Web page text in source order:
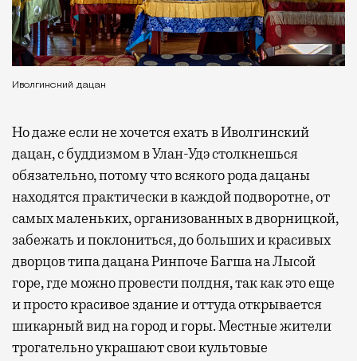
Иволгинский дацан
Но даже если не хочется ехать в Иволгинский
дацан, с буддизмом в Улан-Удэ столкнешься
обязательно, потому что всякого рода дацаны
находятся практически в каждой подворотне, от
самых маленьких, организованных в дворницкой,
забежать и поклониться, до больших и красивых
дворцов типа дацана Ринпоче Багша на Лысой
горе, где можно провести полдня, так как это еще
и просто красивое здание и оттуда открывается
шикарный вид на город и горы. Местные жители
трогательно украшают свои культовые